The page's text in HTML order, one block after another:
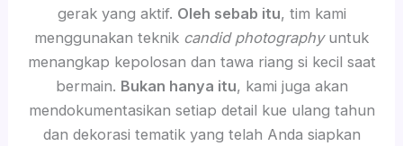
gerak yang aktif. Oleh sebab itu, tim kami
menggunakan teknik candid photographyuntuk
menangkap kepolosan dan tawa riang si kecil saat
bermain. Bukan hanya itu, kami juga akan
mendokumentasikan setiap detail kue ulang tahun
dan dekorasi tematik yang telah Anda siapkan